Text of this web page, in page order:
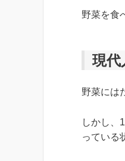
野菜を食
現代
野菜には
しかし、
っている